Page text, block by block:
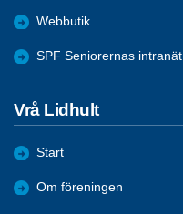
Webbutik
SPF Seniorernas intranät
Vrå Lidhult
Start
Om föreningen